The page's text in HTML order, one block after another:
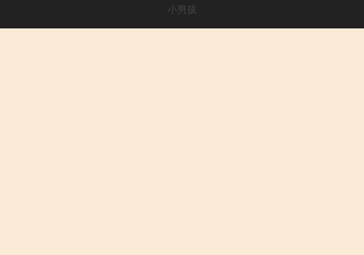
小男孩